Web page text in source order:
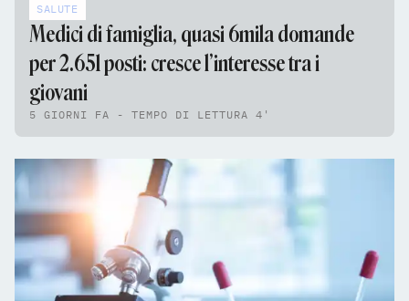
SALUTE
Medici di famiglia, quasi 6mila domande
per 2.651 posti: cresce l’interesse tra i
giovani
5 GIORNI FA - TEMPO DI LETTURA 4'